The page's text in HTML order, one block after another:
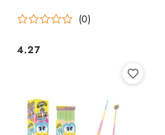
(0)
Cena:
4.27